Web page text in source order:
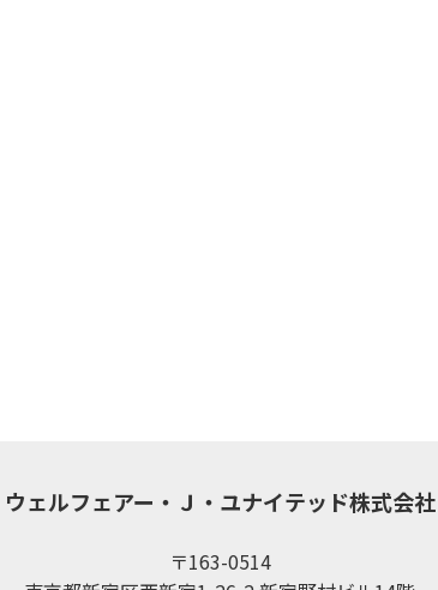
ウェルフェアー・Ｊ・ユナイテッド株式会社
〒163-0514